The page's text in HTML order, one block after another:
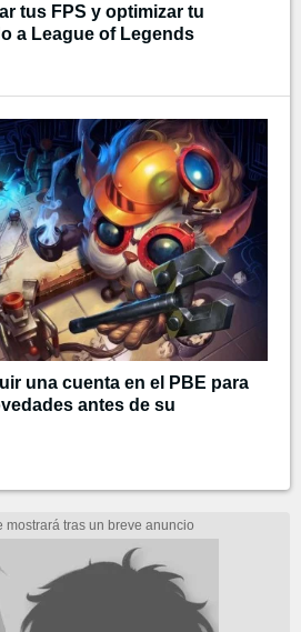
tus FPS y optimizar tu
a League of Legends
una cuenta en el PBE para
antes de su